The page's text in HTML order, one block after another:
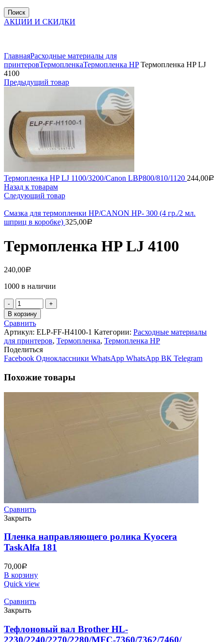
Поиск
АКЦИИ И СКИДКИ
ГлавнаяРасходные материалы для
принтеровТермопленкаТермопленка HPТермопленка HP LJ
4100
Предыдущий товар
Термопленка HP LJ 1100/3200/Canon LBP800/810/1120 244,00Р
Назад к товарам
Следующий товар
Смазка для термопленки HP/CANON HP- 300 (4 гр./2 мл.
шприц в коробке) 325,00Р
Термопленка HP LJ 4100
240,00Р
1000 в наличии
Количество
товара
Термопленка
HP
LJ
4100
В корзину
Сравнить
Артикул: ELP-FF-H4100-1 Категории: Расходные материалы
для принтеров, Термопленка, Термопленка HP
Поделиться
Facebook Одноклассники WhatsApp WhatsApp ВК Telegram
Похожие товары
Сравнить
Закрыть
Пленка направляющего ролика Kyocera
TaskAlfa 181
70,00Р
В корзину
Quick view
Сравнить
Закрыть
Тефлоновый вал Brother HL-
2230/2240/2270/2280/MFC-7360/7362/7460/